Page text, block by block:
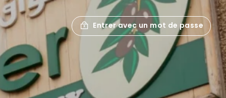
Entrer avec un mot de passe